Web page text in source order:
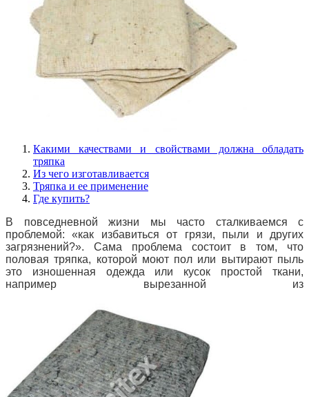
Какими качествами и свойствами должна обладать
тряпка
Из чего изготавливается
Тряпка и ее применение
Где купить?
В повседневной жизни мы часто сталкиваемся с
проблемой: «как избавиться от грязи, пыли и других
загрязнений?». Сама проблема состоит в том, что
половая тряпка, которой моют пол или вытирают пыль
это изношенная одежда или кусок простой ткани,
например вырезанной из